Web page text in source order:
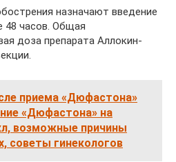
назначают введение
48 часов. Общая
доза препарата Аллокин-
приема «Дюфастона»
«Дюфастона» на
возможные причины
советы гинекологов